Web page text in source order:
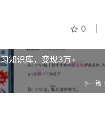
0
知识库，变现3万+
下一篇